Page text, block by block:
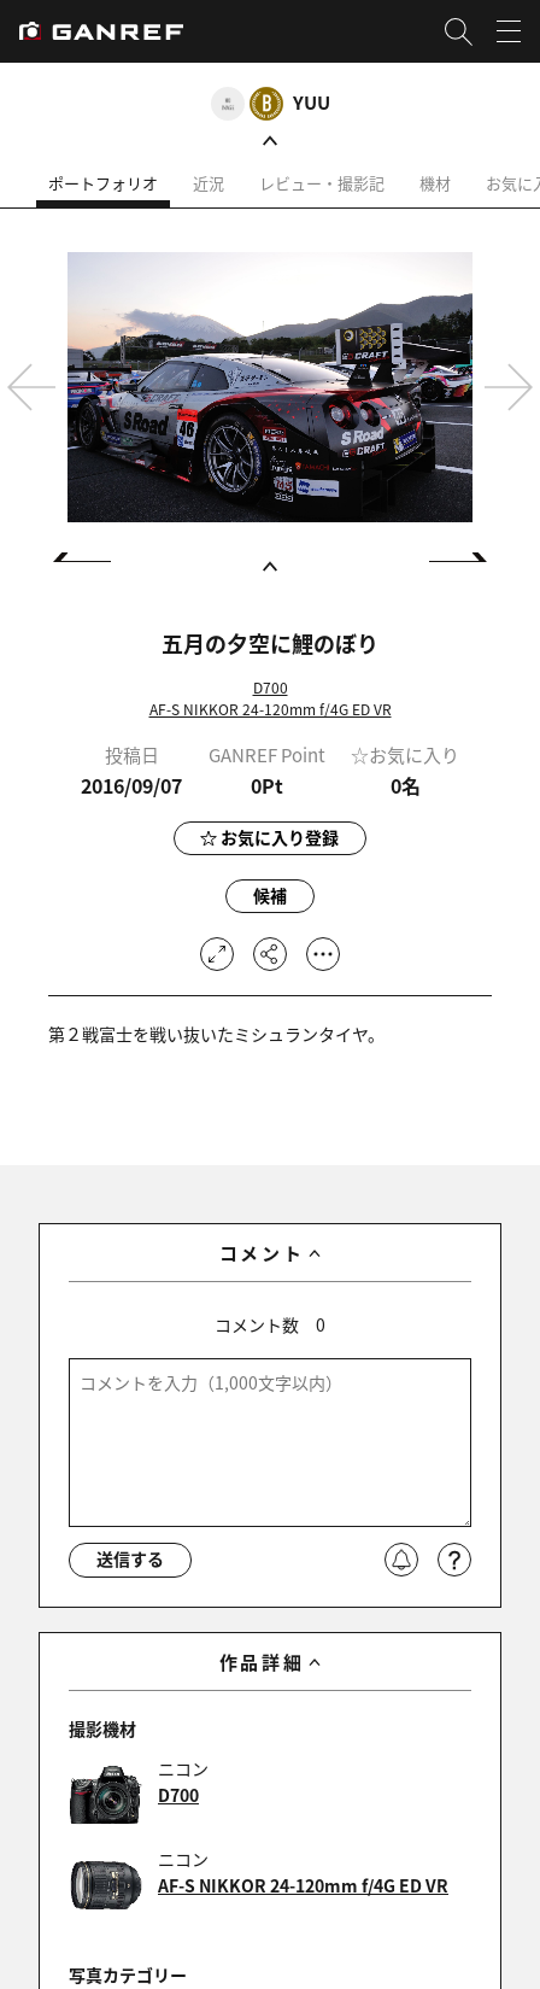
YUU
ポートフォリオ 近況 レビュー・撮影記 機材 お気に
五月の夕空に鯉のぼり
D700
AF-S NIKKOR 24-120mm f/4G ED VR
投稿日
2016/09/07
GANREF Point
0Pt
☆お気に入り
0名
お気に入り登録
候補
第２戦富士を戦い抜いたミシュランタイヤ。
コメント
コメント数 0
送信する
作品詳細
撮影機材
ニコン
D700
ニコン
AF-S NIKKOR 24-120mm f/4G ED VR
写真カテゴリー